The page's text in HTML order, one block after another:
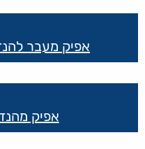
אפיק מעבר
אפיק